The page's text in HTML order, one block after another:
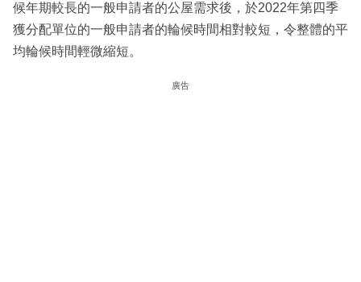
候年期較長的一般申請者的公屋需求後，於2022年第四季
獲分配單位的一般申請者的輪候時間相對較短，令整體的平
均輪候時間輕微縮短。
廣告